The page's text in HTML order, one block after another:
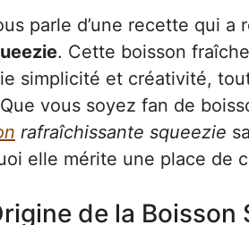
parle d’une recette qui
. Cette boisson
simplicité et créativité,
vous soyez fan de
rafraîchissante squeezie
elle mérite une place de
de la Boisson